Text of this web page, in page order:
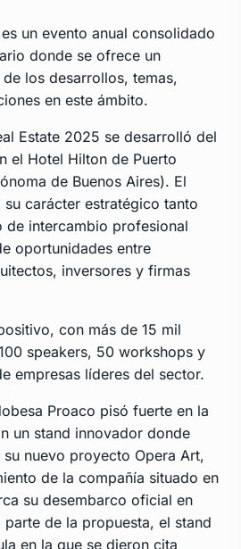
un evento anual consolidado
donde se ofrece un
los desarrollos, temas,
en este ámbito.
Estate 2025 se desarrolló del
el Hotel Hilton de Puerto
de Buenos Aires). El
carácter estratégico tanto
intercambio profesional
oportunidades entre
inversores y firmas
con más de 15 mil
speakers, 50 workshops y
empresas líderes del sector.
Proaco pisó fuerte en la
un stand innovador donde
nuevo proyecto Opera Art,
de la compañía situado en
su desembarco oficial en
parte de la propuesta, el stand
en la que se dieron cita